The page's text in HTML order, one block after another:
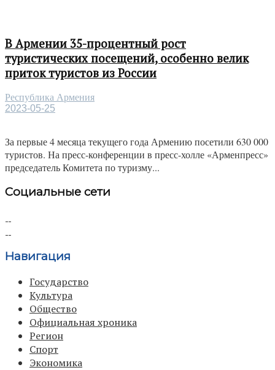
В Армении 35-процентный рост
туристических посещений, особенно велик
приток туристов из России
Республика Армения
2023-05-25
За первые 4 месяца текущего года Армению посетили 630 000
туристов. На пресс-конференции в пресс-холле «Арменпресс»
председатель Комитета по туризму...
Социальные сети
Навигация
Государство
Культура
Общество
Официальная хроника
Регион
Спорт
Экономика